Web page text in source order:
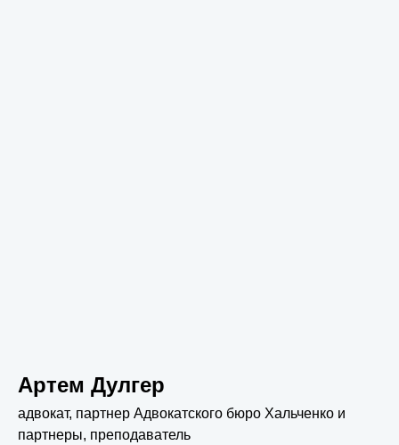
Артем Дулгер
адвокат, партнер Адвокатского бюро Хальченко и
партнеры, преподаватель